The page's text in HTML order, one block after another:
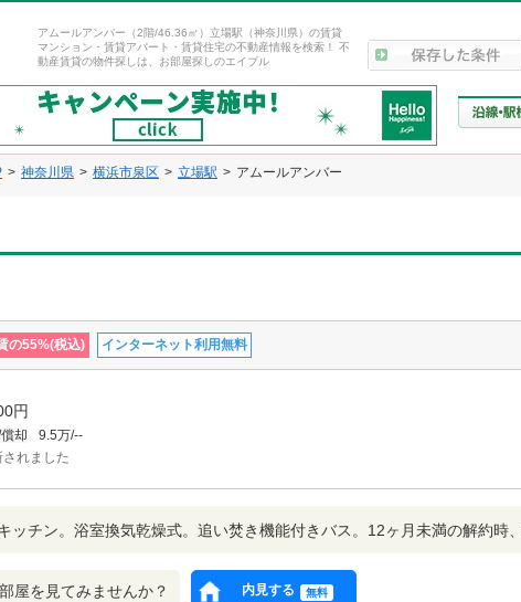
アムールアンバー（2階/46.36㎡）立場駅（神奈川県）の賃貸
マンション・賃貸アパート・賃貸住宅の不動産情報を検索！ 不
動産賃貸の物件探しは、お部屋探しのエイブル
神奈川県 横浜市泉区 立場駅 アムールアンバー
の55%(税込) インターネット利用無料
円
却
9.5万/--
れました
ッチン。浴室換気乾燥式。追い焚き機能付きバス。12ヶ月未満の解約時
屋を見てみませんか？ 内見する 無料